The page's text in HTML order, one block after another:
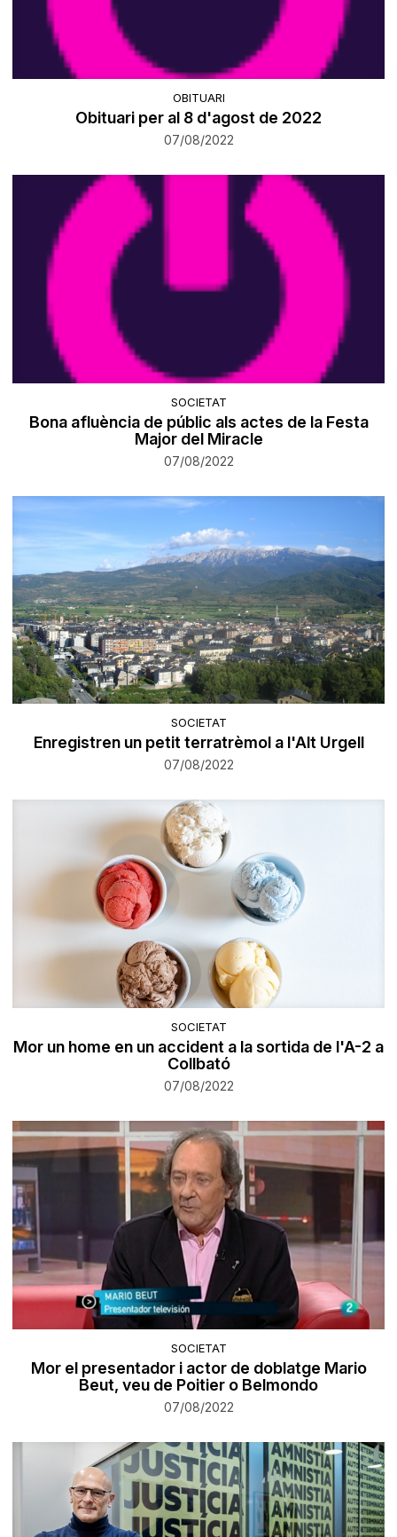
OBITUARI
Obituari per al 8 d'agost de 2022
07/08/2022
SOCIETAT
Bona afluència de públic als actes de la Festa
Major del Miracle
07/08/2022
SOCIETAT
Enregistren un petit terratrèmol a l'Alt Urgell
07/08/2022
SOCIETAT
Mor un home en un accident a la sortida de l'A-2 a
Collbató
07/08/2022
SOCIETAT
Mor el presentador i actor de doblatge Mario
Beut, veu de Poitier o Belmondo
07/08/2022